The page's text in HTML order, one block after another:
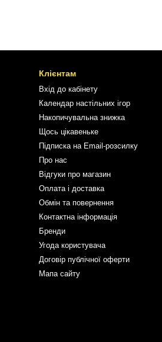
Клієнтам
Вхід до кабінету
Календар настільних ігор
Накопичувальна знижка
Щось цікавеньке
Підписка на Email-розсилку
Про нас
Відгуки про магазин
Оплата і доставка
Обмін та повернення
Контактна інформація
Бренди
Угода користувача
Договір публічної оферти
Мапа сайту